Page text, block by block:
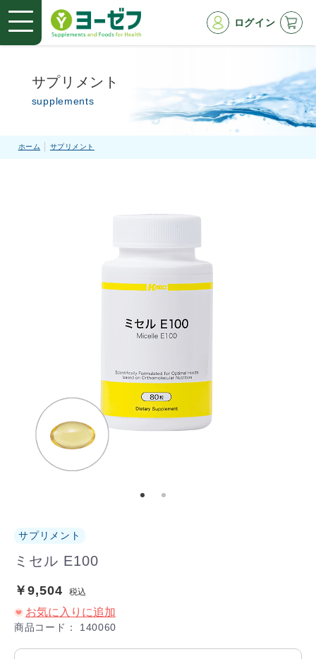
ログイン
サプリメント
supplements
ホーム サプリメント
サプリメント
ミセル E100
￥9,504 税込
お気に入りに追加
商品コード： 140060